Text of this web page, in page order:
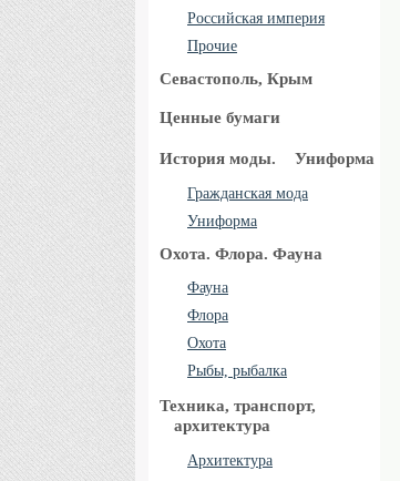
Российская империя
Прочие
Севастополь, Крым
Ценные бумаги
История моды. Униформа
Гражданская мода
Униформа
Охота. Флора. Фауна
Фауна
Флора
Охота
Рыбы, рыбалка
Техника, транспорт,
архитектура
Архитектура